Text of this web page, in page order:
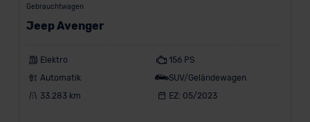
Gebrauchtwagen
Jeep Avenger
Elektro
156 PS
Automatik
SUV/Geländewagen
33.283 km
EZ: 05/2023